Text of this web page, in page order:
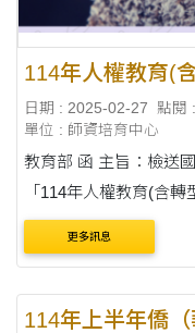
114年人權教育(
日期 : 2025-02-27
點閱
單位 : 師資培育中心
教育部 函 主旨：檢送國立高雄師範大學辦理師資培育之大學
「114年人權教育(含
份，請公告周知並鼓勵
照。 說明： 一、
更多訊息
114年上半年僑